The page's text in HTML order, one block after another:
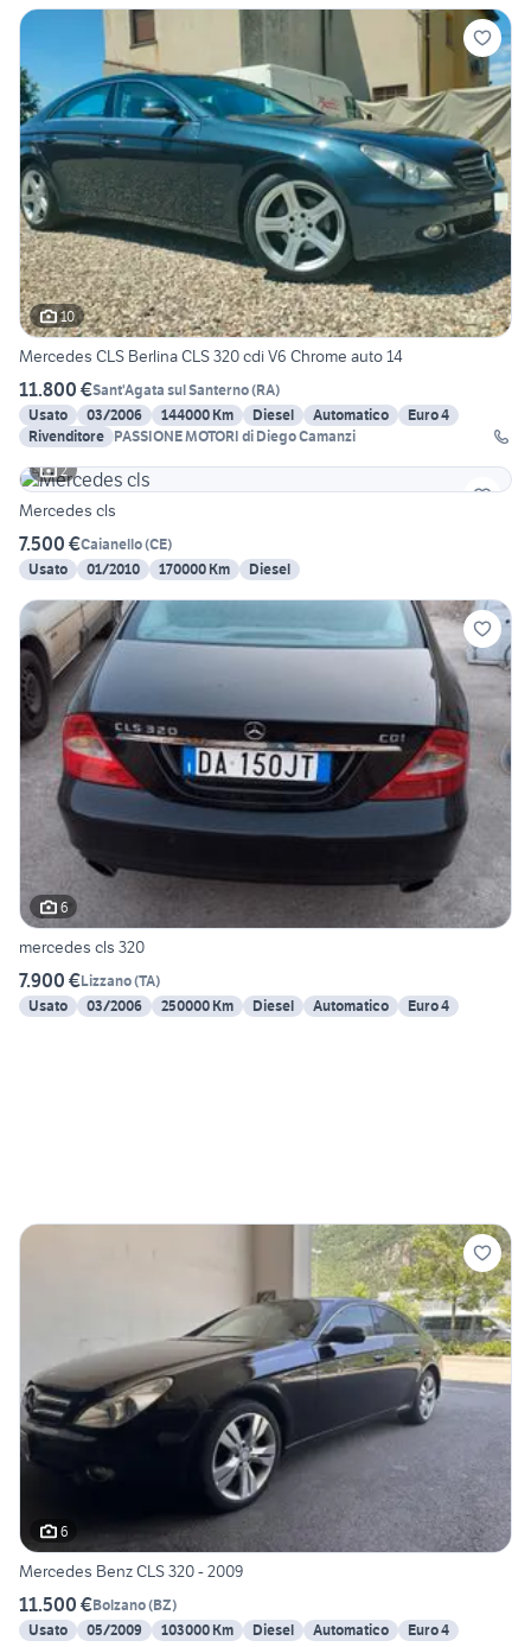
10
Mercedes CLS Berlina CLS 320 cdi V6 Chrome auto 14
11.800 €Sant'Agata sul Santerno(RA)
Usato
03/2006 144000 Km Diesel Automatico
Euro 4
Rivenditore PASSIONE MOTORI di Diego Camanzi
2
Mercedes cls
7.500 €Caianello(CE)
Usato
01/2010 170000 Km Diesel
6
mercedes cls 320
7.900 €Lizzano(TA)
Usato
03/2006 250000 Km Diesel Automatico Euro 4
6
Mercedes Benz CLS 320 - 2009
11.500 €Bolzano(BZ)
Usato
05/2009 103000 Km Diesel Automatico Euro 4